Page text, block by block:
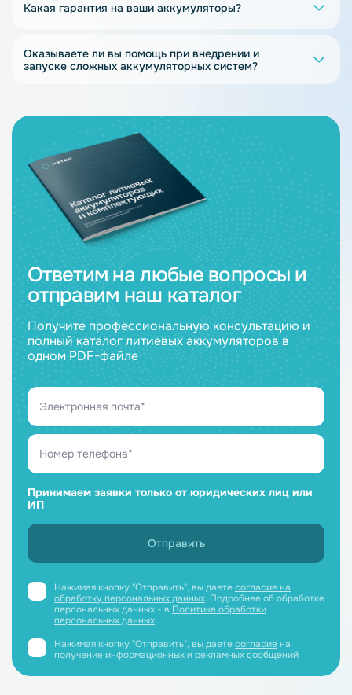
Какая гарантия на ваши аккумуляторы?
Оказываете ли вы помощь при внедрении и
запуске сложных аккумуляторных систем?
Ответим на любые вопросы и
отправим наш каталог
Получите профессиональную консультацию и
полный каталог литиевых аккумуляторов в
одном PDF-файле
Принимаем заявки только от юридических лиц или
ИП
Нажимая кнопку "Отправить", вы даетесогласие на
обработку персональных данных. Подробнее об обработке
персональных данных - в Политике обработки
персональных данных
Нажимая кнопку "Отправить", вы даетесогласиена
получение информационных и рекламных сообщений